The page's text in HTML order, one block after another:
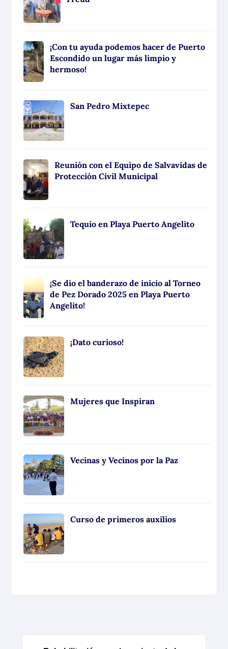
¡Con tu ayuda podemos hacer de Puerto
Escondido un lugar más limpio y
hermoso!
San Pedro Mixtepec
Reunión con el Equipo de Salvavidas de
Protección Civil Municipal
Tequio en Playa Puerto Angelito
¡Se dio el banderazo de inicio al Torneo
de Pez Dorado 2025 en Playa Puerto
Angelito!
¡Dato curioso!
Mujeres que Inspiran
Vecinas y Vecinos por la Paz
Curso de primeros auxilios